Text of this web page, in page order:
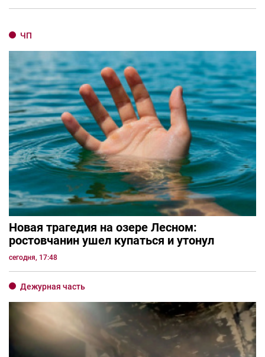
ЧП
Новая трагедия на озере Лесном:
ростовчанин ушел купаться и утонул
сегодня, 17:48
Дежурная часть